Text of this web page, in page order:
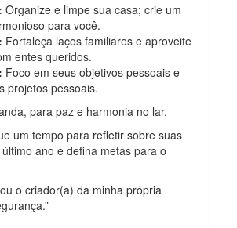
Organize e limpe sua casa; crie um
para você.
Fortaleça laços familiares e aproveite
entes queridos.
Foco em seus objetivos pessoais e
projetos pessoais.
para paz e harmonia no lar.
um tempo para refletir sobre suas
ano e defina metas para o
o criador(a) da minha própria